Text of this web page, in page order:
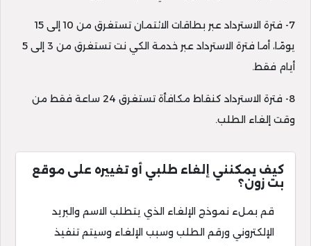
7- فترة الاسترداد عبر بطاقات الائتمان تستغرق من 10 إلى 15
يومًا، أما فترة الاسترداد عبر خدمة الكي نت تستغرق من 3 إلى 5
أيام فقط.
8- فترة الاسترداد كنقاط مكافأة تستغرق 24 ساعة فقط من
وقت إلغاء الطلب.
كيف يمكنني إلغاء طلبي أو تغييره على موقع
بت زون؟
قم بملء نموذج الإلغاء الذي يتطلب الاسم والبريد
الإلكتروني ورقم الطلب وسبب الإلغاء وسيتم تنفيذ